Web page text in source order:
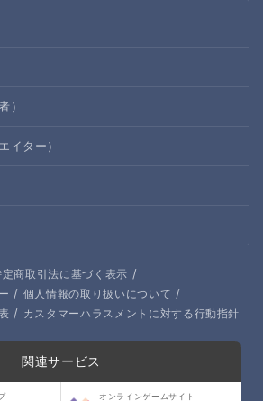
）
イター）
定商取引法に基づく表示 /
/ 個人情報の取り扱いについて /
/ カスタマーハラスメントに対する行動指針
関連サービス
オンラインゲームサイト